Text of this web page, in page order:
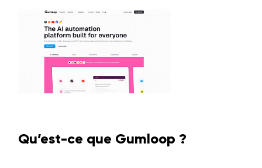
Qu’est-ce que Gumloop ?